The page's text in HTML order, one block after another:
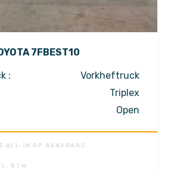
7FBEST10
:
Vorkheftruck
Triplex
Open
ALL-IN OP AANVRAAG.
BTW